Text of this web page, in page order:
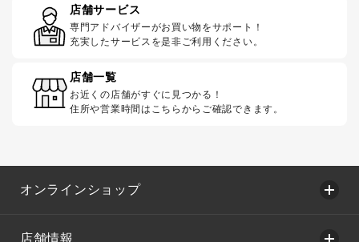
店舗サービス
専門アドバイザーがお買い物をサポート！
充実したサービスを是非ご利用ください。
店舗一覧
お近くの店舗がすぐに見つかる！
住所や営業時間はこちらからご確認できます。
オンラインショップ
店舗情報